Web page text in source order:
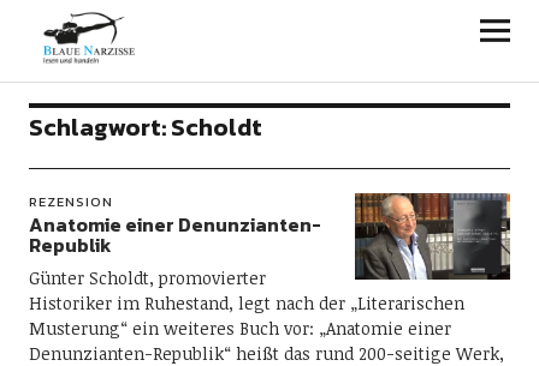
Blaue Narzisse
Schlagwort:Scholdt
REZENSION
Anatomie einer Denunzianten-
Republik
Günter Scholdt, promovierter
Historiker im Ruhestand, legt nach der „Literarischen
Musterung“ ein weiteres Buch vor: „Anatomie einer
Denunzianten-Republik“ heißt das rund 200-seitige Werk,